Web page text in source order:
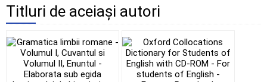
Titluri de aceiași autori